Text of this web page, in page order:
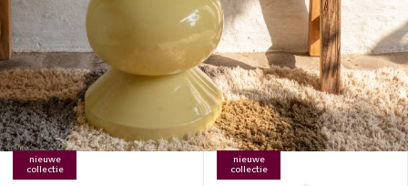
nieuwe
collectie
nieuwe
collectie